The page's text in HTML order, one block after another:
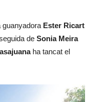
guanyadora Ester Ricart
de Sonia Meira
ha tancat el